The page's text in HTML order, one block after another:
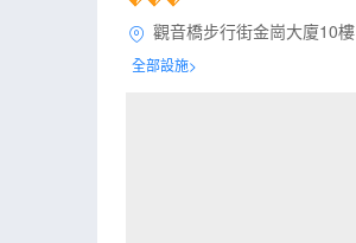
觀音橋步行街金崗大廈10樓
全部設施>